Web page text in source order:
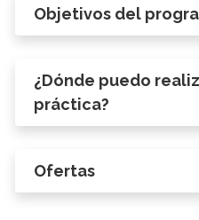
Objetivos del
¿Dónde puedo
práctica?
Ofertas